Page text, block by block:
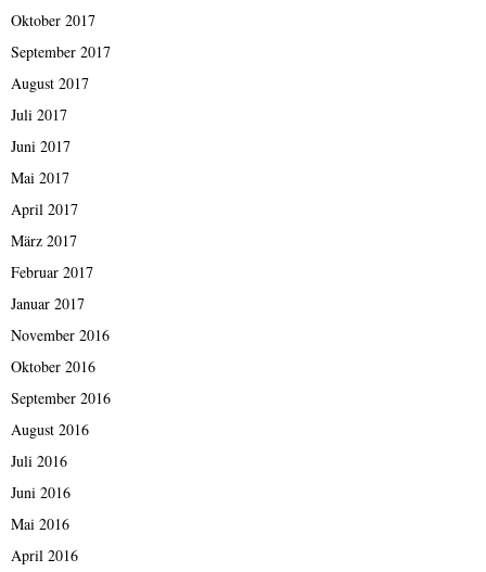
Oktober 2017
September 2017
August 2017
Juli 2017
Juni 2017
Mai 2017
April 2017
März 2017
Februar 2017
Januar 2017
November 2016
Oktober 2016
September 2016
August 2016
Juli 2016
Juni 2016
Mai 2016
April 2016